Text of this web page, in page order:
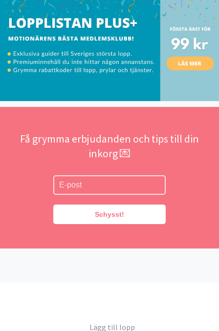
Få grymma erbjudanden och tips till din
inkorg 💌
Schysst!
Lägg till lopp